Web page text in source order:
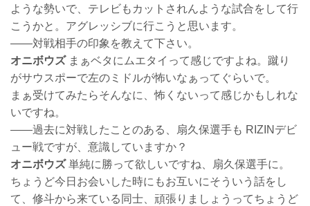
ような勢いで、テレビもカットされんような試合をして行
こうかと。アグレッシブに行こうと思います。
――対戦相手の印象を教えて下さい。
オニボウズまぁベタにムエタイって感じですよね。蹴り
がサウスポーで左のミドルが怖いなぁってぐらいで。
まぁ受けてみたらそんなに、怖くないって感じかもしれな
いですね。
――過去に対戦したことのある、扇久保選手も RIZINデビ
ュー戦ですが、意識していますか？
オニボウズ単純に勝って欲しいですね、扇久保選手に。
ちょうど今日お会いした時にもお互いにそういう話をし
て、修斗から来ている同士、頑張りましょうってちょうど